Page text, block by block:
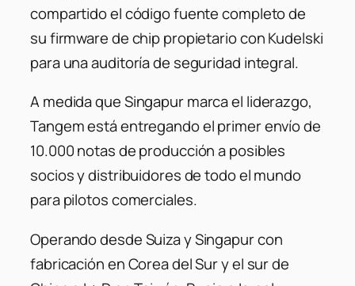
compartido el código fuente completo de
su firmware de chip propietario con Kudelski
para una auditoría de seguridad integral.
A medida que Singapur marca el liderazgo,
Tangem está entregando el primer envío de
10.000 notas de producción a posibles
socios y distribuidores de todo el mundo
para pilotos comerciales.
Operando desde Suiza y Singapur con
fabricación en Corea del Sur y el sur de